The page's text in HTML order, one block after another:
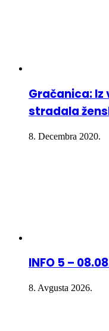
Gračanica:
stradala
8. Decembra 2020.
INFO 5 –
8. Avgusta 2026.